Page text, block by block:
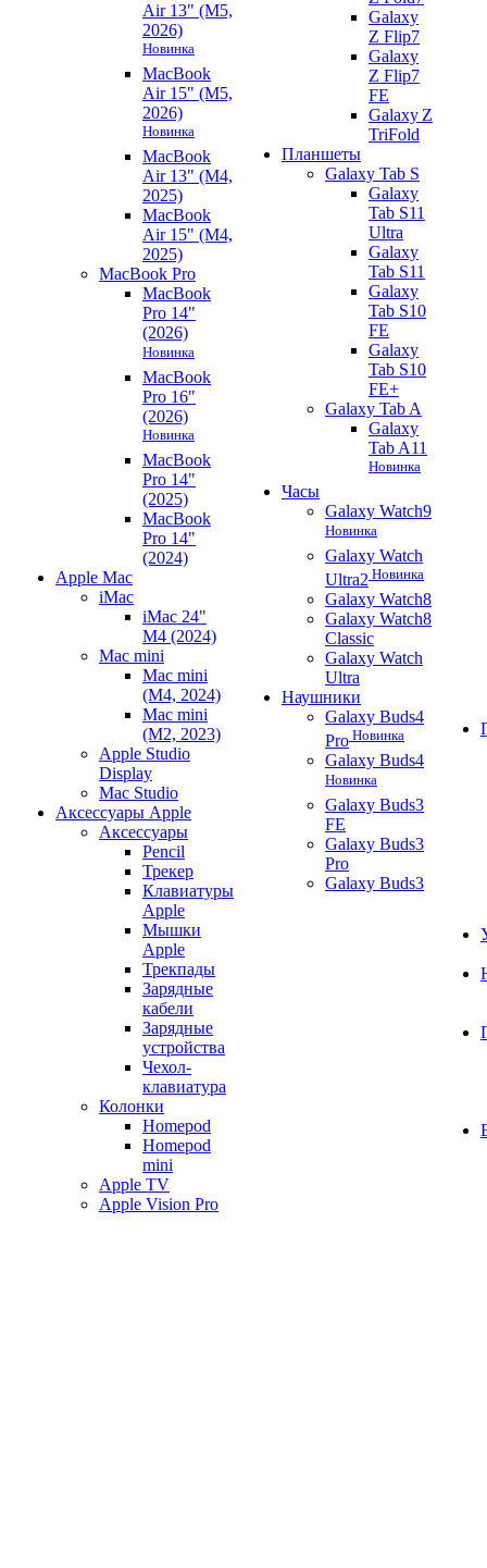
Air 13" (M5,
2026)
Новинка
MacBook
Air 15" (M5,
2026)
Новинка
MacBook
Air 13" (M4,
2025)
MacBook
Air 15" (M4,
2025)
MacBook Pro
MacBook
Pro 14"
(2026)
Новинка
MacBook
Pro 16"
(2026)
Новинка
MacBook
Pro 14"
(2025)
MacBook
Pro 14"
(2024)
Apple Mac
iMac
iMac 24"
M4 (2024)
Mac mini
Mac mini
(M4, 2024)
Mac mini
(M2, 2023)
Apple Studio
Display
Mac Studio
Аксессуары Apple
Аксессуары
Pencil
Трекер
Клавиатуры
Apple
Мышки
Apple
Трекпады
Зарядные
кабели
Зарядные
устройства
Чехол-
клавиатура
Колонки
Homepod
Homepod
mini
Apple TV
Apple Vision Pro
Galaxy
Z Flip7
Galaxy
Z Flip7
FE
Galaxy Z
TriFold
Планшеты
Galaxy Tab S
Galaxy
Tab S11
Ultra
Galaxy
Tab S11
Galaxy
Tab S10
FE
Galaxy
Tab S10
FE+
Galaxy Tab A
Galaxy
Tab A11
Новинка
Часы
Galaxy Watch9
Новинка
Galaxy Watch
Ultra2 Новинка
Galaxy Watch8
Galaxy Watch8
Classic
Galaxy Watch
Ultra
Наушники
Galaxy Buds4
Pro Новинка
Galaxy Buds4
Новинка
Galaxy Buds3
FE
Galaxy Buds3
Pro
Galaxy Buds3